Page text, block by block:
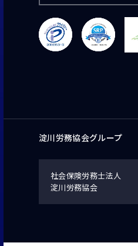
淀川労務協会グループ
社会保険労務士法人
淀川労務協会